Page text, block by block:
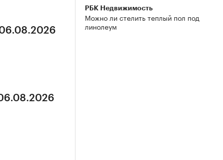
06.08.2026
РБК Недвижимость
Можно ли стелить теплый пол под
линолеум